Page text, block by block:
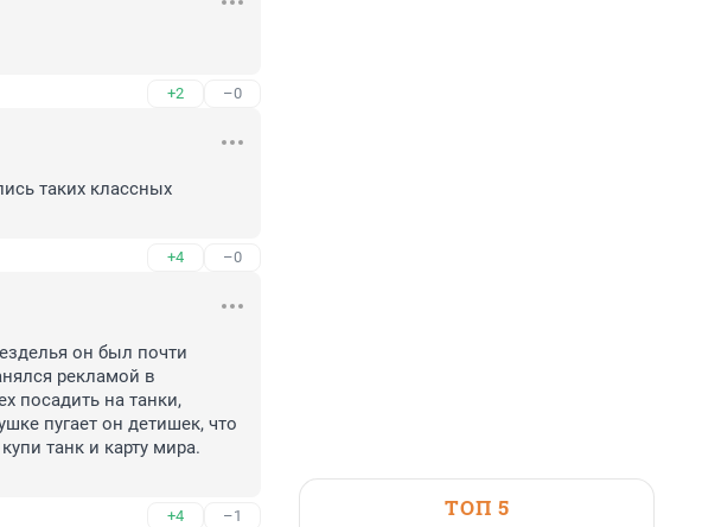
+2 –0
таких классных
+4 –0
он был почти
рекламой в
посадить на танки,
пугает он детишек, что
танк и карту мира.
+4 –1 ТОП 5